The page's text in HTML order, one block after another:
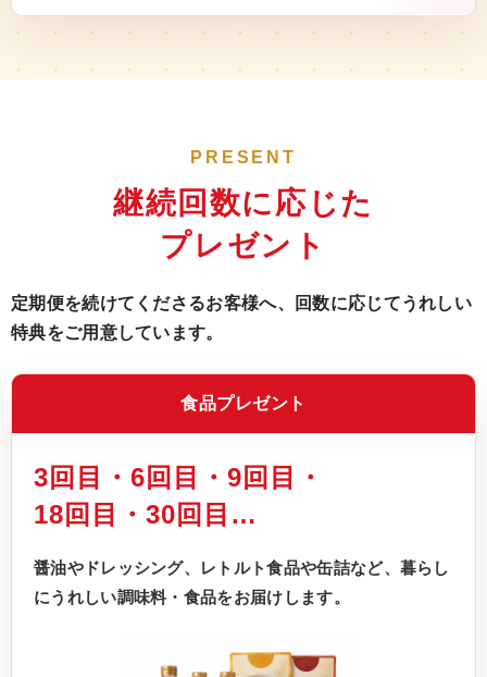
PRESENT
継続回数に応じた
プレゼント
定期便を続けてくださるお客様へ、回数に応じてうれしい
特典をご用意しています。
食品プレゼント
3回目・6回目・9回目・
18回目・30回目…
醤油やドレッシング、レトルト食品や缶詰など、暮らし
にうれしい調味料・食品をお届けします。